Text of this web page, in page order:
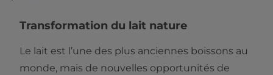
Transformation du lait nature
Le lait est l’une des plus anciennes boissons au
monde, mais de nouvelles opportunités de